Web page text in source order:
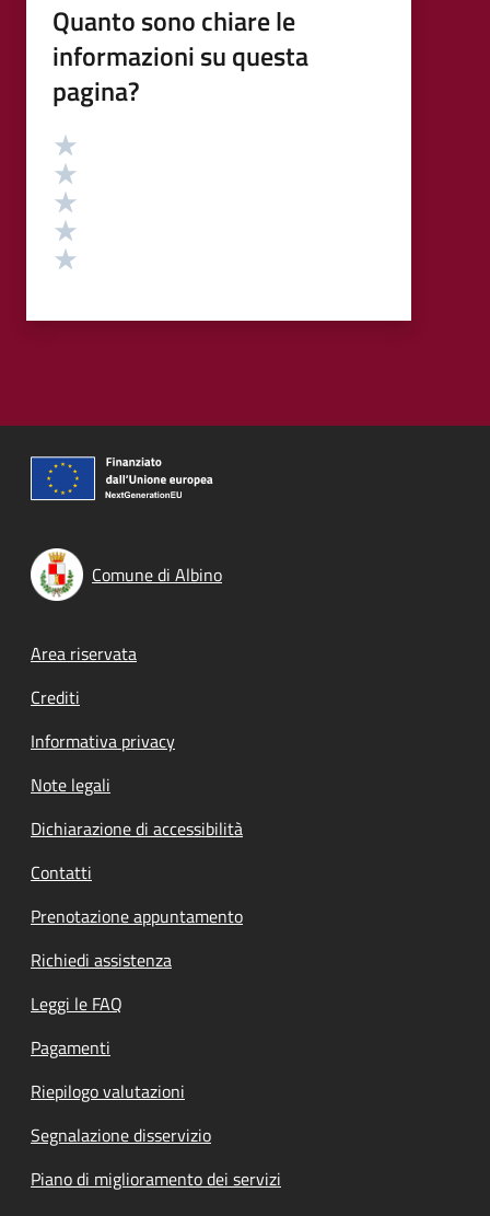
Quanto sono chiare le
informazioni su questa
pagina?
Valutazione
Comune di Albino
Footer menu
Area riservata
Crediti
Informativa privacy
Note legali
Dichiarazione di accessibilità
Contatti
Prenotazione appuntamento
Richiedi assistenza
Leggi le FAQ
Pagamenti
Riepilogo valutazioni
Segnalazione disservizio
Piano di miglioramento dei servizi